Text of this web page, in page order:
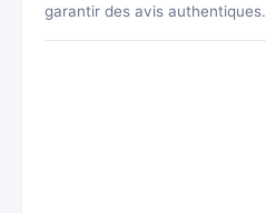
garantir des avis authentiques.